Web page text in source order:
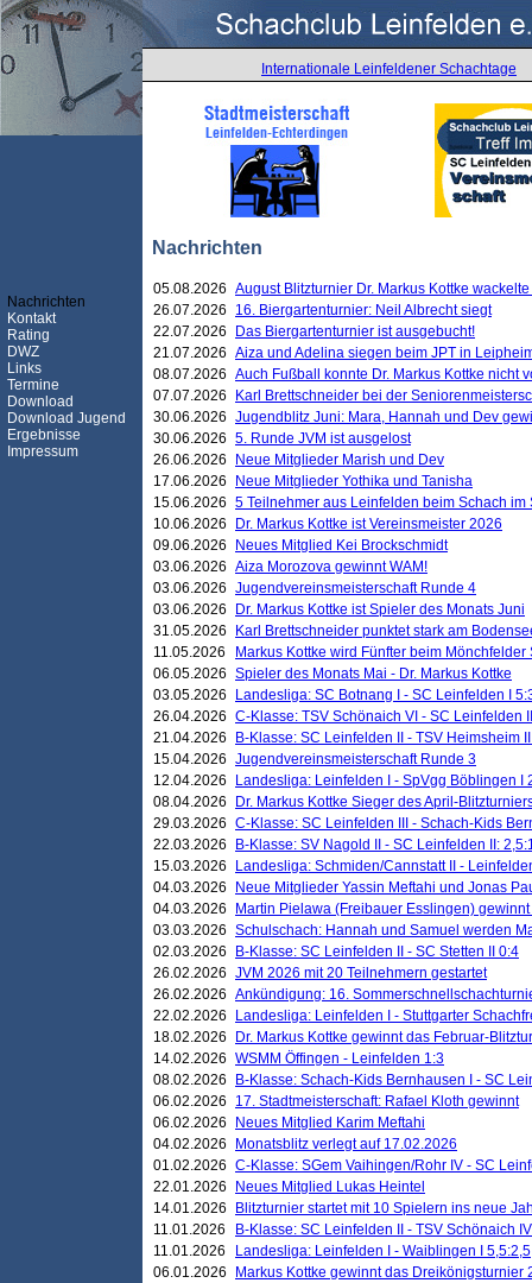
Internationale Leinfeldener Schachtage
Nachrichten
Nachrichten
Kontakt
Rating
DWZ
Links
Termine
Download
Download Jugend
Ergebnisse
Impressum
05.08.2026 August Blitzturnier Dr. Markus Kottke
26.07.2026
16. Biergartenturnier: Neil Albrecht siegt
22.07.2026
Das Biergartenturnier ist ausgebucht!
21.07.2026 Aiza und Adelina siegen beim JPT in
08.07.2026 Auch Fußball konnte Dr. Markus Kottke nicht
07.07.2026
Karl Brettschneider bei der
30.06.2026 Jugendblitz Juni: Mara, Hannah und Dev
30.06.2026 5. Runde JVM ist ausgelost
26.06.2026
Neue Mitglieder Marish und Dev
17.06.2026
Neue Mitglieder Yothika und Tanisha
15.06.2026 5 Teilnehmer aus Leinfelden beim Schach
10.06.2026
Dr. Markus Kottke ist Vereinsmeister 2026
09.06.2026
Neues Mitglied Kei Brockschmidt
03.06.2026 Aiza Morozova gewinnt WAM!
03.06.2026 Jugendvereinsmeisterschaft Runde 4
03.06.2026
Dr. Markus Kottke ist Spieler des Monats Juni
31.05.2026
Karl Brettschneider punktet stark am
11.05.2026
Markus Kottke wird Fünfter beim
06.05.2026 Spieler des Monats Mai - Dr. Markus Kottke
03.05.2026
Landesliga: SC Botnang I - SC Leinfelden I
26.04.2026 C-Klasse: TSV Schönaich VI - SC Leinfelden
21.04.2026
B-Klasse: SC Leinfelden II - TSV Heimsheim
15.04.2026 Jugendvereinsmeisterschaft Runde 3
12.04.2026
Landesliga: Leinfelden I - SpVgg Böblingen I
08.04.2026
Dr. Markus Kottke Sieger des April-
29.03.2026 C-Klasse: SC Leinfelden III - Schach-Kids
22.03.2026
B-Klasse: SV Nagold II - SC Leinfelden II:
15.03.2026
Landesliga: Schmiden/Cannstatt II -
04.03.2026
Neue Mitglieder Yassin Meftahi und Jonas
04.03.2026
Martin Pielawa (Freibauer Esslingen)
03.03.2026 Schulschach: Hannah und Samuel werden
02.03.2026
B-Klasse: SC Leinfelden II - SC Stetten II 0:4
26.02.2026 JVM 2026 mit 20 Teilnehmern gestartet
26.02.2026 Ankündigung: 16.
22.02.2026
Landesliga: Leinfelden I - Stuttgarter
18.02.2026
Dr. Markus Kottke gewinnt das Februar-
14.02.2026 WSMM Öffingen - Leinfelden 1:3
08.02.2026
B-Klasse: Schach-Kids Bernhausen I - SC
06.02.2026
17. Stadtmeisterschaft: Rafael Kloth gewinnt
06.02.2026
Neues Mitglied Karim Meftahi
04.02.2026
Monatsblitz verlegt auf 17.02.2026
01.02.2026 C-Klasse: SGem Vaihingen/Rohr IV - SC
22.01.2026
Neues Mitglied Lukas Heintel
14.01.2026
Blitzturnier startet mit 10 Spielern ins neue
11.01.2026
B-Klasse: SC Leinfelden II - TSV Schönaich
11.01.2026
Landesliga: Leinfelden I - Waiblingen I 5,5:2,5
06.01.2026
Markus Kottke gewinnt das Dreikönigsturnier